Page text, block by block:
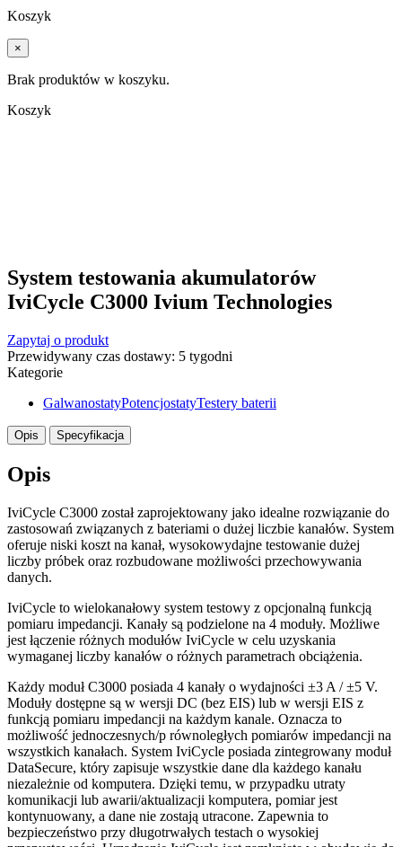
Koszyk
×
Brak produktów w koszyku.
Koszyk
System testowania akumulatorów
IviCycle C3000 Ivium Technologies
Zapytaj o produkt
Przewidywany czas dostawy: 5 tygodni
Kategorie
GalwanostatyPotencjostatyTestery baterii
Opis Specyfikacja
Opis
IviCycle C3000 został zaprojektowany jako idealne rozwiązanie do
zastosowań związanych z bateriami o dużej liczbie kanałów. System
oferuje niski koszt na kanał, wysokowydajne testowanie dużej
liczby próbek oraz rozbudowane możliwości przechowywania
danych.
IviCycle to wielokanałowy system testowy z opcjonalną funkcją
pomiaru impedancji. Kanały są podzielone na 4 moduły. Możliwe
jest łączenie różnych modułów IviCycle w celu uzyskania
wymaganej liczby kanałów o różnych parametrach obciążenia.
Każdy moduł C3000 posiada 4 kanały o wydajności ±3 A / ±5 V.
Moduły dostępne są w wersji DC (bez EIS) lub w wersji EIS z
funkcją pomiaru impedancji na każdym kanale. Oznacza to
możliwość jednoczesnych/p równoległych pomiarów impedancji na
wszystkich kanałach. System IviCycle posiada zintegrowany moduł
DataSecure, który zapisuje wszystkie dane dla każdego kanału
niezależnie od komputera. Dzięki temu, w przypadku utraty
komunikacji lub awarii/aktualizacji komputera, pomiar jest
kontynuowany, a dane nie zostają utracone. Zapewnia to
bezpieczeństwo przy długotrwałych testach o wysokiej